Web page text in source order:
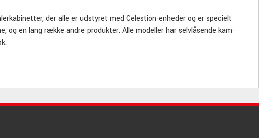
der alle er udstyret med Celestion-enheder og er specielt
en lang række andre produkter. Alle modeller har selvlåsende kam-